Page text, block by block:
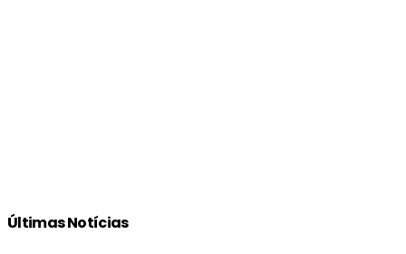
Últimas Notícias